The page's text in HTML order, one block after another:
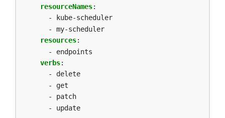
resourceNames:
- kube-scheduler
- my-scheduler
resources:
- endpoints
verbs:
- delete
- get
- patch
- update